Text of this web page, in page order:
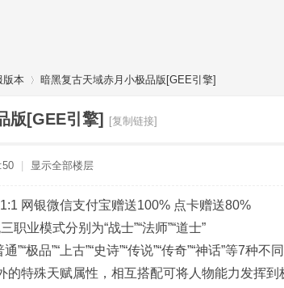
版本 暗黑复古天域赤月小极品版[GEE引擎]
版[GEE引擎] [复制链接]
显示全部楼层
网银微信支付宝赠送100% 点卡赠送80%
模式分别为“战士”“法师”“道士”
品”“上古”“史诗”“传说”“传奇”“神话”等7种不
殊天赋属性，相互搭配可将人物能力发挥到